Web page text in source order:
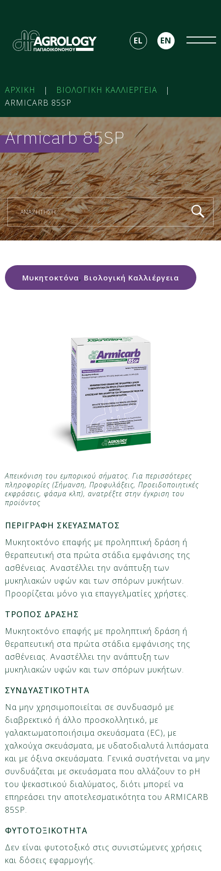
EL EN
ΑΡΧΙΚΗ | ΒΙΟΛΟΓΙΚΗ ΚΑΛΛΙΕΡΓΕΙΑ
|
ARMICARB 85SP
Armicarb 85SP
Μυκητοκτόνα, Βιολογική Καλλιέργεια
Απεικόνιση του εμπορικού σήματος. Για περισσότερες
πληροφορίες (Σήμανση, Προφυλάξεις, Προειδοποιητικές
εκφράσεις, φάσμα κλπ), ανατρέξτε στην έγκριση του
προϊόντος
ΠΕΡΙΓΡΑΦΗ ΣΚΕΥΑΣΜΑΤΟΣ
Μυκητοκτόνο επαφής με προληπτική δράση ή
θεραπευτική στα πρώτα στάδια εμφάνισης της
ασθένειας. Αναστέλλει την ανάπτυξη των
μυκηλιακών υφών και των σπόρων μυκήτων.
Προορίζεται μόνο για επαγγελματίες χρήστες.
ΤΡΟΠΟΣ ΔΡΑΣΗΣ
Μυκητοκτόνο επαφής με προληπτική δράση ή
θεραπευτική στα πρώτα στάδια εμφάνισης της
ασθένειας. Αναστέλλει την ανάπτυξη των
μυκηλιακών υφών και των σπόρων μυκήτων.
ΣΥΝΔΥΑΣΤΙΚΟΤΗΤΑ
Να μην χρησιμοποιείται σε συνδυασμό με
διαβρεκτικό ή άλλο προσκολλητικό, με
γαλακτωματοποιήσιμα σκευάσματα (EC), με
χαλκούχα σκευάσματα, με υδατοδιαλυτά λιπάσματα
και με όξινα σκευάσματα. Γενικά συστήνεται να μην
συνδυάζεται με σκευάσματα που αλλάζουν το pH
του ψεκαστικού διαλύματος, διότι μπορεί να
επηρεάσει την αποτελεσματικότητα του ARMICARB
85SP.
ΦΥΤΟΤΟΞΙΚΟΤΗΤΑ
Δεν είναι φυτοτοξικό στις συνιστώμενες χρήσεις
και δόσεις εφαρμογής.